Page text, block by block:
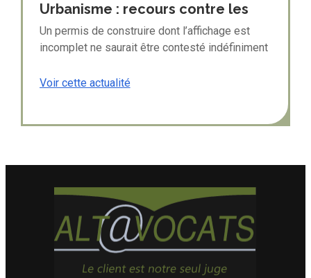
Urbanisme : recours contre les
autorisations d'urbanisme et délai
raisonnable
Un permis de construire dont l’affichage est
incomplet ne saurait être contesté indéfiniment
raisonnable.
Voir cette actualité